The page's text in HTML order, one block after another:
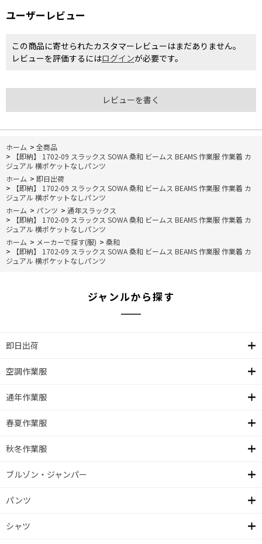
ユーザーレビュー
この商品に寄せられたカスタマーレビューはまだありません。
レビューを評価するにはログインが必要です。
レビューを書く
ホーム > 全商品
>
【即納】 1702-09 スラックス SOWA 桑和 ビームス BEAMS 作業服 作業着 カ
ジュアル 横ポケットなしパンツ
ホーム > 即日出荷
>
【即納】 1702-09 スラックス SOWA 桑和 ビームス BEAMS 作業服 作業着 カ
ジュアル 横ポケットなしパンツ
ホーム > パンツ > 通年スラックス
>
【即納】 1702-09 スラックス SOWA 桑和 ビームス BEAMS 作業服 作業着 カ
ジュアル 横ポケットなしパンツ
ホーム > メーカーで探す(服) > 桑和
>
【即納】 1702-09 スラックス SOWA 桑和 ビームス BEAMS 作業服 作業着 カ
ジュアル 横ポケットなしパンツ
ジャンルから探す
即日出荷
空調作業服
通年作業服
春夏作業服
秋冬作業服
ブルゾン・ジャンパー
パンツ
シャツ